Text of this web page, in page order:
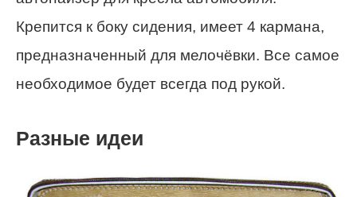
Крепится к боку сидения, имеет 4 кармана,
предназначенный для мелочёвки. Все самое
необходимое будет всегда под рукой.
Разные идеи